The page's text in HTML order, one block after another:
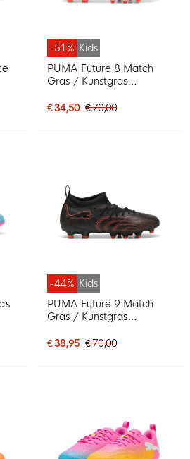
-51% Kids
PUMA Future 8 Match
Gras / Kunstgras
Kids Wit Felrood Blauw
€ 34,50 € 70,00
-44% Kids
PUMA Future 9 Match
Gras / Kunstgras
Kids Zwart Rood
€ 38,95 € 70,00